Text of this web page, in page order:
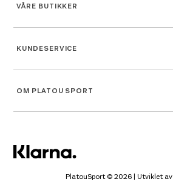
VÅRE BUTIKKER
KUNDESERVICE
OM PLATOU SPORT
PlatouSport © 2026 | Utviklet av